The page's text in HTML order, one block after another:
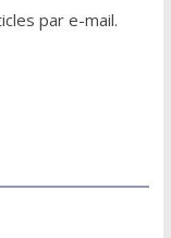
par e-mail.